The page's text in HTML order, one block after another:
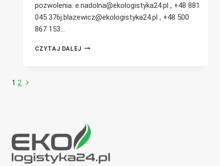
pozwolenia: e.nadolna@ekologistyka24.pl , +48 881
045 376j.blazewicz@ekologistyka24.pl , +48 500
867 153…
CZYTAJ DALEJNIEMCY
Nawigacja
1 2 Następna